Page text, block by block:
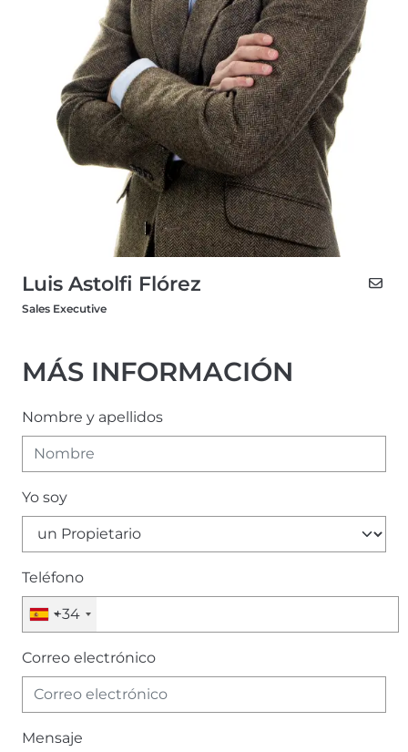
Luis Astolfi Flórez
Sales Executive
MÁS INFORMACIÓN
Nombre y apellidos
Yo soy
Teléfono
+34
Correo electrónico
Mensaje